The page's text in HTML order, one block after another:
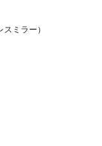
ミラー）